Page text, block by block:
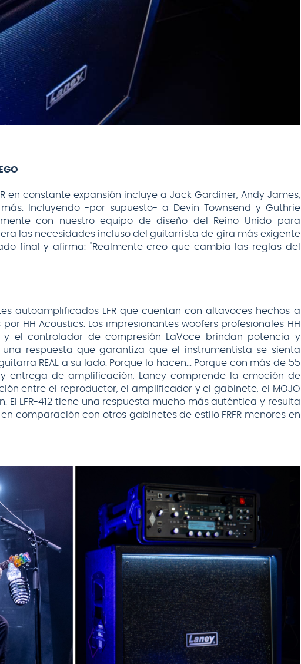
en constante expansión incluye a Jack Gardiner, Andy James,
más. Incluyendo -por supuesto- a Devin Townsend y Guthrie
con nuestro equipo de diseño del Reino Unido para
las necesidades incluso del guitarrista de gira más exigente
final y afirma: "Realmente creo que cambia las reglas del
autoamplificados LFR que cuentan con altavoces hechos a
HH Acoustics. Los impresionantes woofers profesionales HH
y el controlador de compresión LaVoce brindan potencia y
respuesta que garantiza que el instrumentista se sienta
REAL a su lado. Porque lo hacen... Porque con más de 55
entrega de amplificación, Laney comprende la emoción de
entre el reproductor, el amplificador y el gabinete, el MOJO
El LFR-412 tiene una respuesta mucho más auténtica y resulta
comparación con otros gabinetes de estilo FRFR menores en